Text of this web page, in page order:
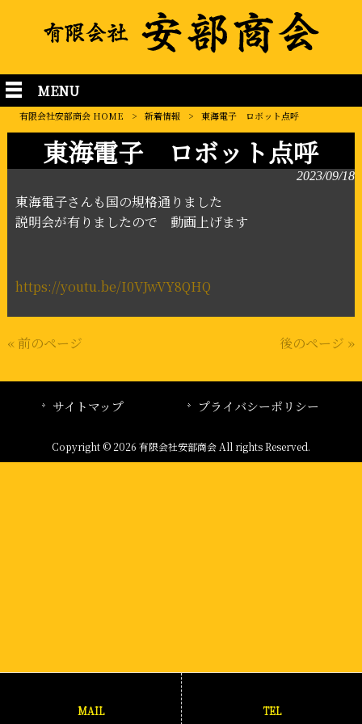
MENU
有限会社安部商会 HOME > 新着情報 > 東海電子 ロボット点呼
東海電子 ロボット点呼
2023/09/18
東海電子さんも国の規格通りました
説明会が有りましたので 動画上げます
https://youtu.be/I0VJwVY8QHQ
« 前のページ 後のページ »
サイトマップ プライバシーポリシー
Copyright © 2026 有限会社安部商会 All rights Reserved.
MAIL TEL